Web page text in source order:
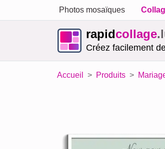
Photos mosaïques
rapidcollage
Créez facilement
Accueil Produits